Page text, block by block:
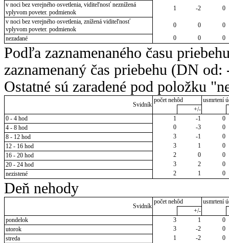
v noci bez verejného osvetlenia, viditeľnosť neznížená
vplyvom poveter. podmienok
1 -2
0
v noci bez verejného osvetlenia, znížená viditeľnosť
vplyvom poveter. podmienok
0 0
0
nezadané
0 0 0
Podľa zaznamenaného času
zaznamenaný čas priebehu (DN
Ostatné sú zaradené pod položku
Svidník
počet nehôd
usmrtení
+/-
0 - 4 hod
1 -1
0
4 - 8 hod
0 -3
0
8 - 12 hod
3 -1
0
12 - 16 hod
3 1
0
16 - 20 hod
2 0
0
20 - 24 hod
3 2
0
nezistené
2 1 0
Deň nehody
Svidník
počet nehôd
usmrtení
+/-
pondelok
3 1
0
utorok
3 -2
0
streda
1 -2
0